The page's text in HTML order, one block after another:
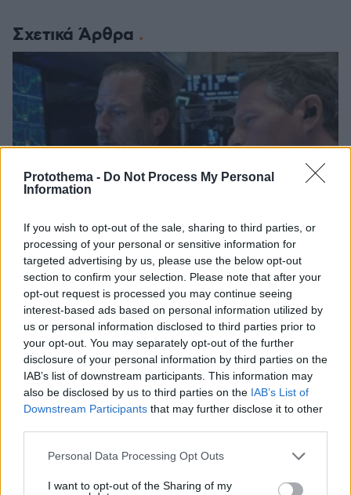
Protothema - Do Not Process My Personal
Information
If you wish to opt-out of the sale, sharing to third parties, or
processing of your personal or sensitive information for
targeted advertising by us, please use the below opt-out
section to confirm your selection. Please note that after your
opt-out request is processed you may continue seeing
interest-based ads based on personal information utilized by
us or personal information disclosed to third parties prior to
your opt-out. You may separately opt-out of the further
disclosure of your personal information by third parties on the
IAB’s list of downstream participants. This information may
also be disclosed by us to third parties on the IAB’s List of
Downstream Participants that may further disclose it to other
Please note that this website/app uses one or more Google
not limited to your visit or usage behaviour. You may click to
Personal Data Processing Opt Outs
I want to opt-out of the Sharing of my
Σχετικά Άρθρα
Εκτόξευση στη Wall Street μετά την απόφαση Τραμπ για
09.04.2025, 21:15